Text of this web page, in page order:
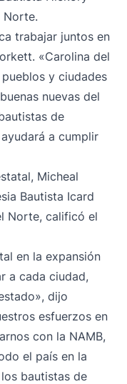
Norte.
trabajar juntos en
«Carolina del
y ciudades
nuevas del
de
a cumplir
Micheal
Bautista Icard
Norte, calificó el
en la expansión
a cada ciudad,
dijo
esfuerzos en
con la NAMB,
el país en la
bautistas de